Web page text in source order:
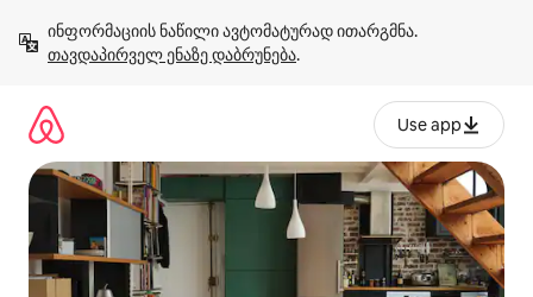
გადასვლა
თავდაპირველ ენაზე დაბრუნება.
Use app